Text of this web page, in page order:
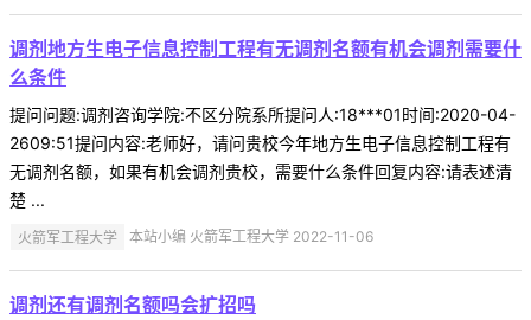
调剂地方生电子信息控制工程有无调剂名额有机会调剂需要什
么条件
提问问题:调剂咨询学院:不区分院系所提问人:18***01时间:2020-04-
2609:51提问内容:老师好，请问贵校今年地方生电子信息控制工程有
无调剂名额，如果有机会调剂贵校，需要什么条件回复内容:请表述清
楚 ...
火箭军工程大学 本站小编 火箭军工程大学 2022-11-06
调剂还有调剂名额吗会扩招吗